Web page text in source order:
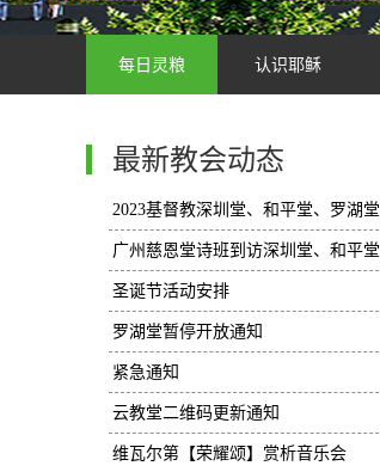
每日灵粮 认识耶稣
最新教会动态
广州慈恩堂诗班到访深圳堂、和平堂
圣诞节活动安排
罗湖堂暂停开放通知
紧急通知
云教堂二维码更新通知
维瓦尔第【荣耀颂】赏析音乐会